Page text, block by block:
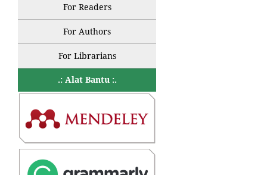
For Readers
For Authors
For Librarians
.: Alat Bantu :.